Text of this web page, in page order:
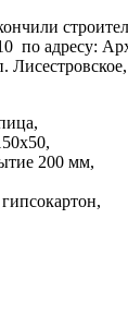
по адресу:
200 мм,